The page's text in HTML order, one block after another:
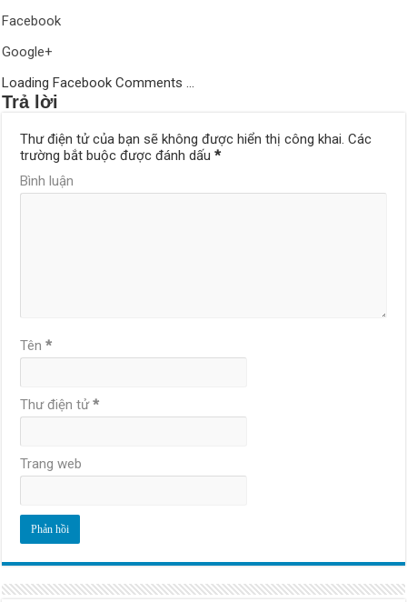
Facebook
Google+
Loading Facebook Comments ...
Trả lời
Thư điện tử của bạn sẽ không được hiển thị công khai. Các
trường bắt buộc được đánh dấu*
Bình luận
Tên*
Thư điện tử*
Trang web